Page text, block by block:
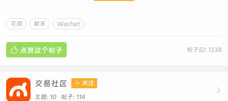
拿证简单，毕业省心省事
电工/钳工/汽车维修工/电子商务师/无人
机驾驶员/物流服务师等
区可以拿补贴
可用 联系 Wechat
帖子ID: 1338
 点赞这个帖子

交易社区  关注
主题: 10 帖子: 114